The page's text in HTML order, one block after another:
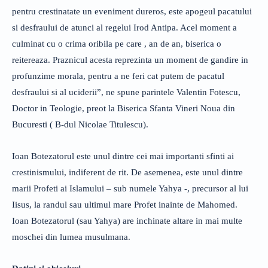
pentru crestinatate un eveniment dureros, este apogeul pacatului
si desfraului de atunci al regelui Irod Antipa. Acel moment a
culminat cu o crima oribila pe care , an de an, biserica o
reitereaza. Praznicul acesta reprezinta un moment de gandire in
profunzime morala, pentru a ne feri cat putem de pacatul
desfraului si al uciderii”, ne spune parintele Valentin Fotescu,
Doctor in Teologie, preot la Biserica Sfanta Vineri Noua din
Bucuresti ( B-dul Nicolae Titulescu).
Ioan Botezatorul este unul dintre cei mai importanti sfinti ai
crestinismului, indiferent de rit. De asemenea, este unul dintre
marii Profeti ai Islamului – sub numele Yahya -, precursor al lui
Iisus, la randul sau ultimul mare Profet inainte de Mahomed.
Ioan Botezatorul (sau Yahya) are inchinate altare in mai multe
moschei din lumea musulmana.